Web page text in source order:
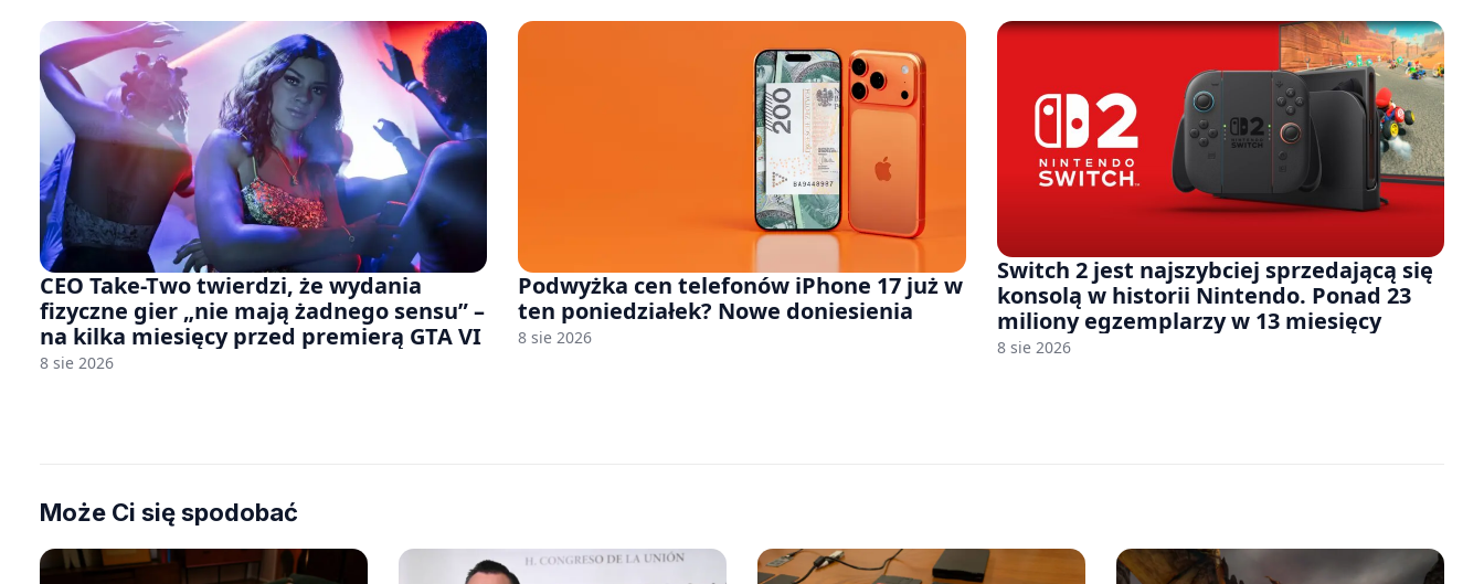
CEO Take-Two twierdzi, że wydania
fizyczne gier „nie mają żadnego sensu” –
na kilka miesięcy przed premierą GTA VI
8 sie 2026
Podwyżka cen telefonów iPhone 17 już w
ten poniedziałek? Nowe doniesienia
8 sie 2026
Switch 2 jest najszybciej sprzedającą się
konsolą w historii Nintendo. Ponad 23
miliony egzemplarzy w 13 miesięcy
8 sie 2026
Może Ci się spodobać